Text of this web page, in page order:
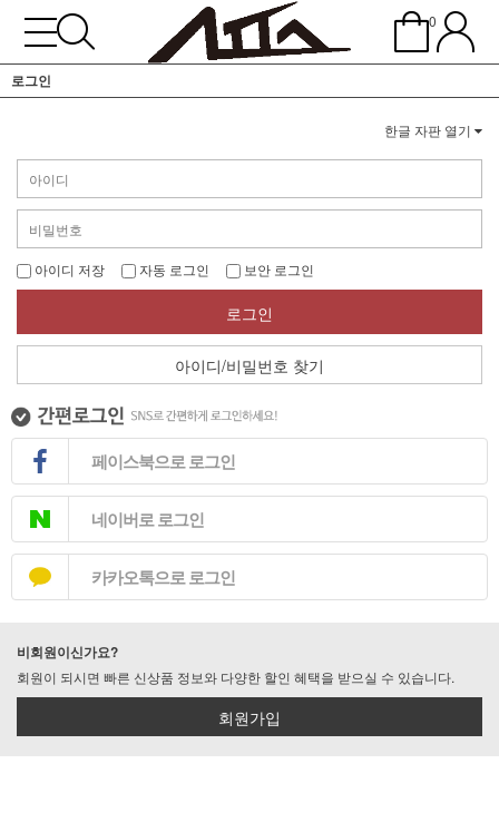
0
로그인
한글 자판 열기
아이디 저장 자동 로그인 보안 로그인
로그인
아이디/비밀번호 찾기
페이스북으로 로그인
네이버로 로그인
카카오톡으로 로그인
비회원이신가요?
회원이 되시면 빠른 신상품 정보와 다양한 할인 혜택을 받으실 수 있습니다.
회원가입